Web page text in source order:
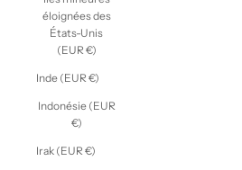
éloignées des
États-Unis
(EUR €)
Inde (EUR €)
Indonésie (EUR
€)
Irak (EUR €)